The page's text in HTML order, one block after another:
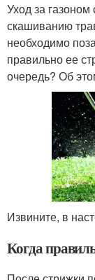
Уход за газоном
скашиванию
необходимо
правильно ее
очередь? Об
Извините, в
Когда